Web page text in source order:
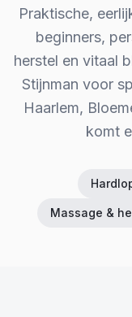
Praktische,
beginners,
herstel en vitaal
Stijnman voor
Haarlem,
komt
Massage &